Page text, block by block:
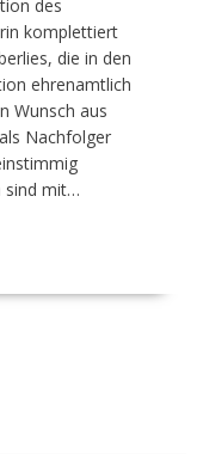
des
komplettiert
die in den
ehrenamtlich
Wunsch aus
Nachfolger
sind mit…